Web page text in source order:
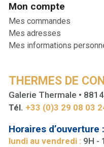
Mon compte
Mes commandes
Mes adresses
Mes informations
THERMES DE
Galerie Thermale •
Tél. +33 (0)3 29 08 03
Horaires d’ouverture :
lundi au vendredi : 9H -